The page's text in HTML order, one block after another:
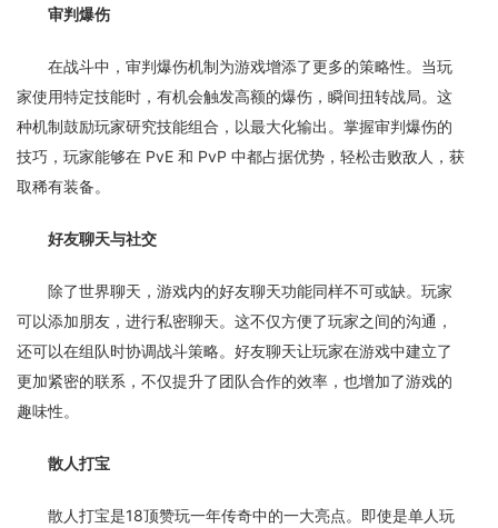
审判爆伤
在战斗中，审判爆伤机制为游戏增添了更多的策略性。当玩
家使用特定技能时，有机会触发高额的爆伤，瞬间扭转战局。这
种机制鼓励玩家研究技能组合，以最大化输出。掌握审判爆伤的
技巧，玩家能够在 PvE 和 PvP 中都占据优势，轻松击败敌人，获
取稀有装备。
好友聊天与社交
除了世界聊天，游戏内的好友聊天功能同样不可或缺。玩家
可以添加朋友，进行私密聊天。这不仅方便了玩家之间的沟通，
还可以在组队时协调战斗策略。好友聊天让玩家在游戏中建立了
更加紧密的联系，不仅提升了团队合作的效率，也增加了游戏的
趣味性。
散人打宝
散人打宝是18顶赞玩一年传奇中的一大亮点。即使是单人玩